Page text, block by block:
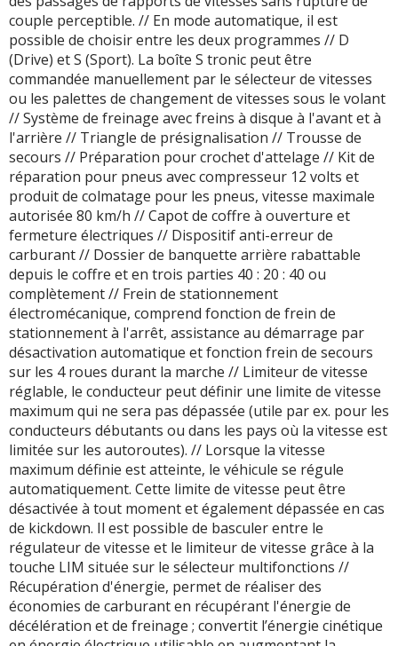
couple perceptible. // En mode automatique, il est
possible de choisir entre les deux programmes // D
(Drive) et S (Sport). La boîte S tronic peut être
commandée manuellement par le sélecteur de vitesses
ou les palettes de changement de vitesses sous le volant
// Système de freinage avec freins à disque à l'avant et à
l'arrière // Triangle de présignalisation // Trousse de
secours // Préparation pour crochet d'attelage // Kit de
réparation pour pneus avec compresseur 12 volts et
produit de colmatage pour les pneus, vitesse maximale
autorisée 80 km/h // Capot de coffre à ouverture et
fermeture électriques // Dispositif anti-erreur de
carburant // Dossier de banquette arrière rabattable
depuis le coffre et en trois parties 40 : 20 : 40 ou
complètement // Frein de stationnement
électromécanique, comprend fonction de frein de
stationnement à l'arrêt, assistance au démarrage par
désactivation automatique et fonction frein de secours
sur les 4 roues durant la marche // Limiteur de vitesse
réglable, le conducteur peut définir une limite de vitesse
maximum qui ne sera pas dépassée (utile par ex. pour les
conducteurs débutants ou dans les pays où la vitesse est
limitée sur les autoroutes). // Lorsque la vitesse
maximum définie est atteinte, le véhicule se régule
automatiquement. Cette limite de vitesse peut être
désactivée à tout moment et également dépassée en cas
de kickdown. Il est possible de basculer entre le
régulateur de vitesse et le limiteur de vitesse grâce à la
touche LIM située sur le sélecteur multifonctions //
Récupération d'énergie, permet de réaliser des
économies de carburant en récupérant l'énergie de
décélération et de freinage ; convertit l’énergie cinétique